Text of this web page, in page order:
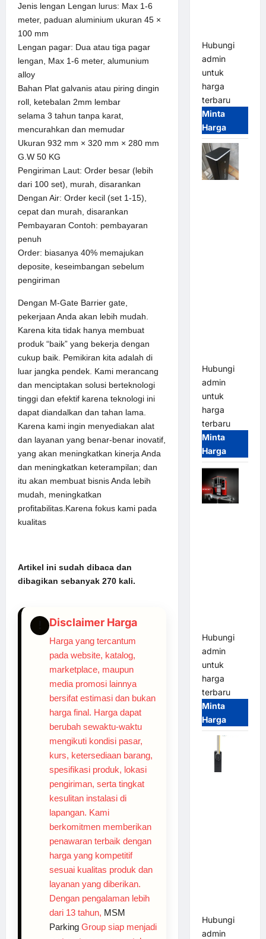
Jenis lengan Lengan lurus: Max 1-6
meter, paduan aluminium ukuran 45 ×
100 mm
Lengan pagar: Dua atau tiga pagar
lengan, Max 1-6 meter, alumunium
alloy
Bahan Plat galvanis atau piring dingin
roll, ketebalan 2mm lembar
selama 3 tahun tanpa karat,
mencurahkan dan memudar
Ukuran 932 mm × 320 mm × 280 mm
G.W 50 KG
Pengiriman Laut: Order besar (lebih
dari 100 set), murah, disarankan
Dengan Air: Order kecil (set 1-15),
cepat dan murah, disarankan
Pembayaran Contoh: pembayaran
penuh
Order: biasanya 40% memajukan
deposite, keseimbangan sebelum
pengiriman
Dengan M-Gate Barrier gate,
pekerjaan Anda akan lebih mudah.
Karena kita tidak hanya membuat
produk “baik” yang bekerja dengan
cukup baik. Pemikiran kita adalah di
luar jangka pendek. Kami merancang
dan menciptakan solusi berteknologi
tinggi dan efektif karena teknologi ini
dapat diandalkan dan tahan lama.
Karena kami ingin menyediakan alat
dan layanan yang benar-benar inovatif,
yang akan meningkatkan kinerja Anda
dan meningkatkan keterampilan; dan
itu akan membuat bisnis Anda lebih
mudah, meningkatkan
profitabilitas.Karena fokus kami pada
kualitas
Artikel ini sudah dibaca dan
dibagikan sebanyak 270 kali.
Disclaimer Harga
Harga yang tercantum
pada website, katalog,
marketplace, maupun
media promosi lainnya
bersifat estimasi dan bukan
harga final. Harga dapat
berubah sewaktu-waktu
mengikuti kondisi pasar,
kurs, ketersediaan barang,
spesifikasi produk, lokasi
pengiriman, serta tingkat
kesulitan instalasi di
lapangan. Kami
berkomitmen memberikan
penawaran terbaik dengan
harga yang kompetitif
sesuai kualitas produk dan
layanan yang diberikan.
Dengan pengalaman lebih
dari 13 tahun, MSM
Parking Group siap menjadi
Hubungi
admin
untuk
harga
terbaru
Minta
Harga
Hubungi
admin
untuk
harga
terbaru
Minta
Harga
Hubungi
admin
untuk
harga
terbaru
Minta
Harga
Hubungi
admin